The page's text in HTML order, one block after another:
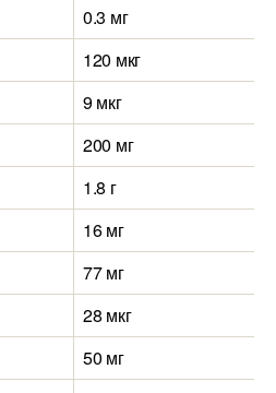
0.3 мг
120 мкг
9 мкг
200 мг
1.8 г
16 мг
77 мг
28 мкг
50 мг